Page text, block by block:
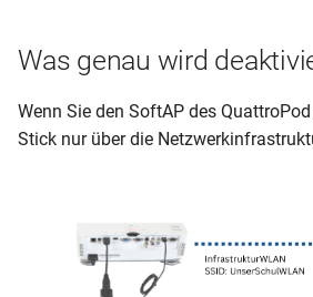
Was genau wird
Wenn Sie den SoftAP des
Stick nur über die